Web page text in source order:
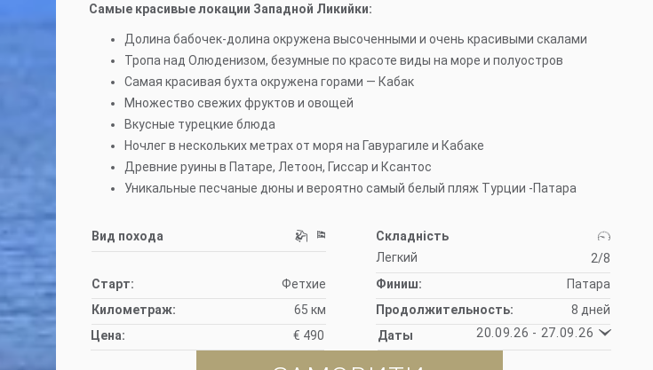
Самые красивые локации Западной Ликийки:
Долина бабочек-долина окружена высоченными и очень красивыми скалами
Тропа над Олюденизом, безумные по красоте виды на море и полуостров
Самая красивая бухта окружена горами — Кабак
Множество свежих фруктов и овощей
Вкусные турецкие блюда
Ночлег в нескольких метрах от моря на Гавурагиле и Кабаке
Древние руины в Патаре, Летоон, Гиссар и Ксантос
Уникальные песчаные дюны и вероятно самый белый пляж Турции -Патара
Вид похода
Складність
Легкий
2/8
Старт:
Фетхие Финиш:
Патара
Километраж:
65 км Продолжительность:
8 дней
Цена:
€ 490 Даты 20.09.26 - 27.09.26